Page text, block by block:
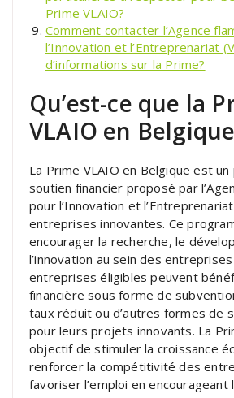
Prime VLAIO?
Comment contacter l’Agence
l’Innovation et l’Entreprenariat
d’informations sur la Prime?
Qu’est-ce que la
VLAIO en
La Prime VLAIO en Belgique est
soutien financier proposé par
pour l’Innovation et
entreprises innovantes. Ce
encourager la recherche, le
l’innovation au sein des
entreprises éligibles peuvent
financière sous forme de
taux réduit ou d’autres formes de
pour leurs projets innovants. La
objectif de stimuler la croissance
renforcer la compétitivité des
favoriser l’emploi en encourageant